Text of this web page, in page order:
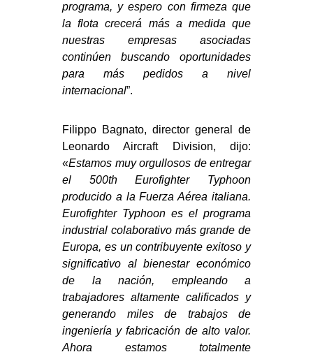
programa, yespero con firmeza que
la flota crecerá más a medida que
nuestras empresas asociadas
continúen buscando oportunidades
para más pedidos a nivel
internacional”.
Filippo Bagnato, director general de
Leonardo Aircraft Division, dijo:
«Estamos muy orgullosos de entregar
el 500th Eurofighter Typhoon
producido a la Fuerza Aérea italiana.
Eurofighter Typhoon es el programa
industrial colaborativo más grande de
Europa, es un contribuyente exitoso y
significativo al bienestar económico
de la nación, empleando a
trabajadores altamente calificados y
generando miles de trabajos de
ingeniería y fabricación de alto valor.
Ahora estamos totalmente